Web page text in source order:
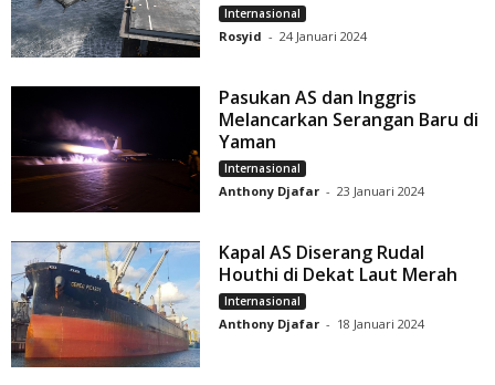
Internasional
Rosyid - 24 Januari 2024
Pasukan AS dan Inggris
Melancarkan Serangan Baru di
Yaman
Internasional
Anthony Djafar - 23 Januari 2024
Kapal AS Diserang Rudal
Houthi di Dekat Laut Merah
Internasional
Anthony Djafar - 18 Januari 2024